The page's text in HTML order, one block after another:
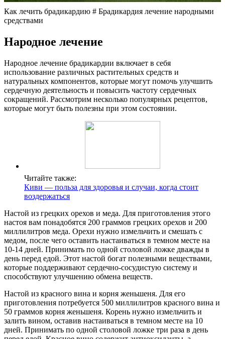
Как лечить брадикардию # Брадикардия лечение народными
средствами
Народное лечение
Народное лечение брадикардии включает в себя
использование различных растительных средств и
натуральных компонентов, которые могут помочь улучшить
сердечную деятельность и повысить частоту сердечных
сокращений. Рассмотрим несколько популярных рецептов,
которые могут быть полезны при этом состоянии.
Читайте также:
Киви — польза для здоровья и случаи, когда стоит
воздержаться
Настой из грецких орехов и меда. Для приготовления этого
настоя вам понадобятся 200 граммов грецких орехов и 200
миллилитров меда. Орехи нужно измельчить и смешать с
медом, после чего оставить настаиваться в темном месте на
10-14 дней. Принимать по одной столовой ложке дважды в
день перед едой. Этот настой богат полезными веществами,
которые поддерживают сердечно-сосудистую систему и
способствуют улучшению обмена веществ.
Настой из красного вина и корня женьшеня. Для его
приготовления потребуется 500 миллилитров красного вина и
50 граммов корня женьшеня. Корень нужно измельчить и
залить вином, оставив настаиваться в темном месте на 10
дней. Принимать по одной столовой ложке три раза в день